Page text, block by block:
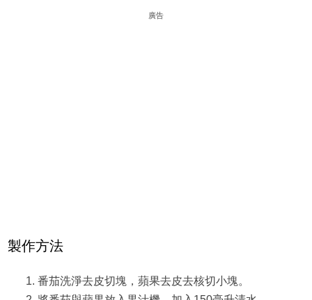
廣告
製作方法
番茄洗淨去皮切塊，蘋果去皮去核切小塊。